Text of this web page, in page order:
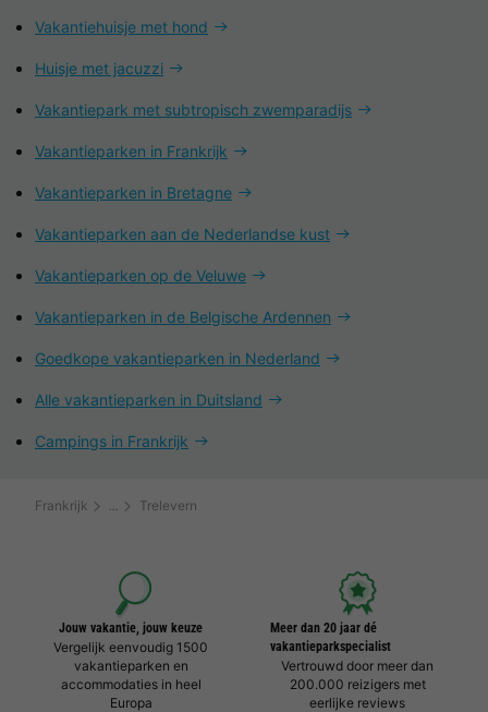
Vakantiehuisje met hond
Huisje met jacuzzi
Vakantiepark met subtropisch zwemparadijs
Vakantieparken in Frankrijk
Vakantieparken in Bretagne
Vakantieparken aan de Nederlandse kust
Vakantieparken op de Veluwe
Vakantieparken in de Belgische Ardennen
Goedkope vakantieparken in Nederland
Alle vakantieparken in Duitsland
Campings in Frankrijk
Frankrijk Trelevern
Jouw vakantie, jouw keuze
Vergelijk eenvoudig 1500
vakantieparken en
accommodaties in heel
Europa
Meer dan 20 jaar dé
vakantieparkspecialist
Vertrouwd door meer dan
200.000 reizigers met
eerlijke reviews